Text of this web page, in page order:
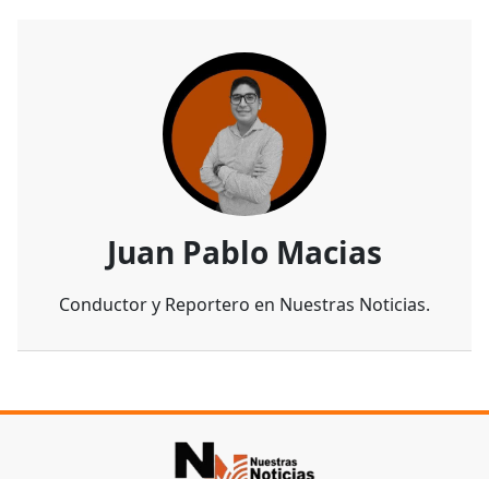
Juan Pablo Macias
Conductor y Reportero en Nuestras Noticias.